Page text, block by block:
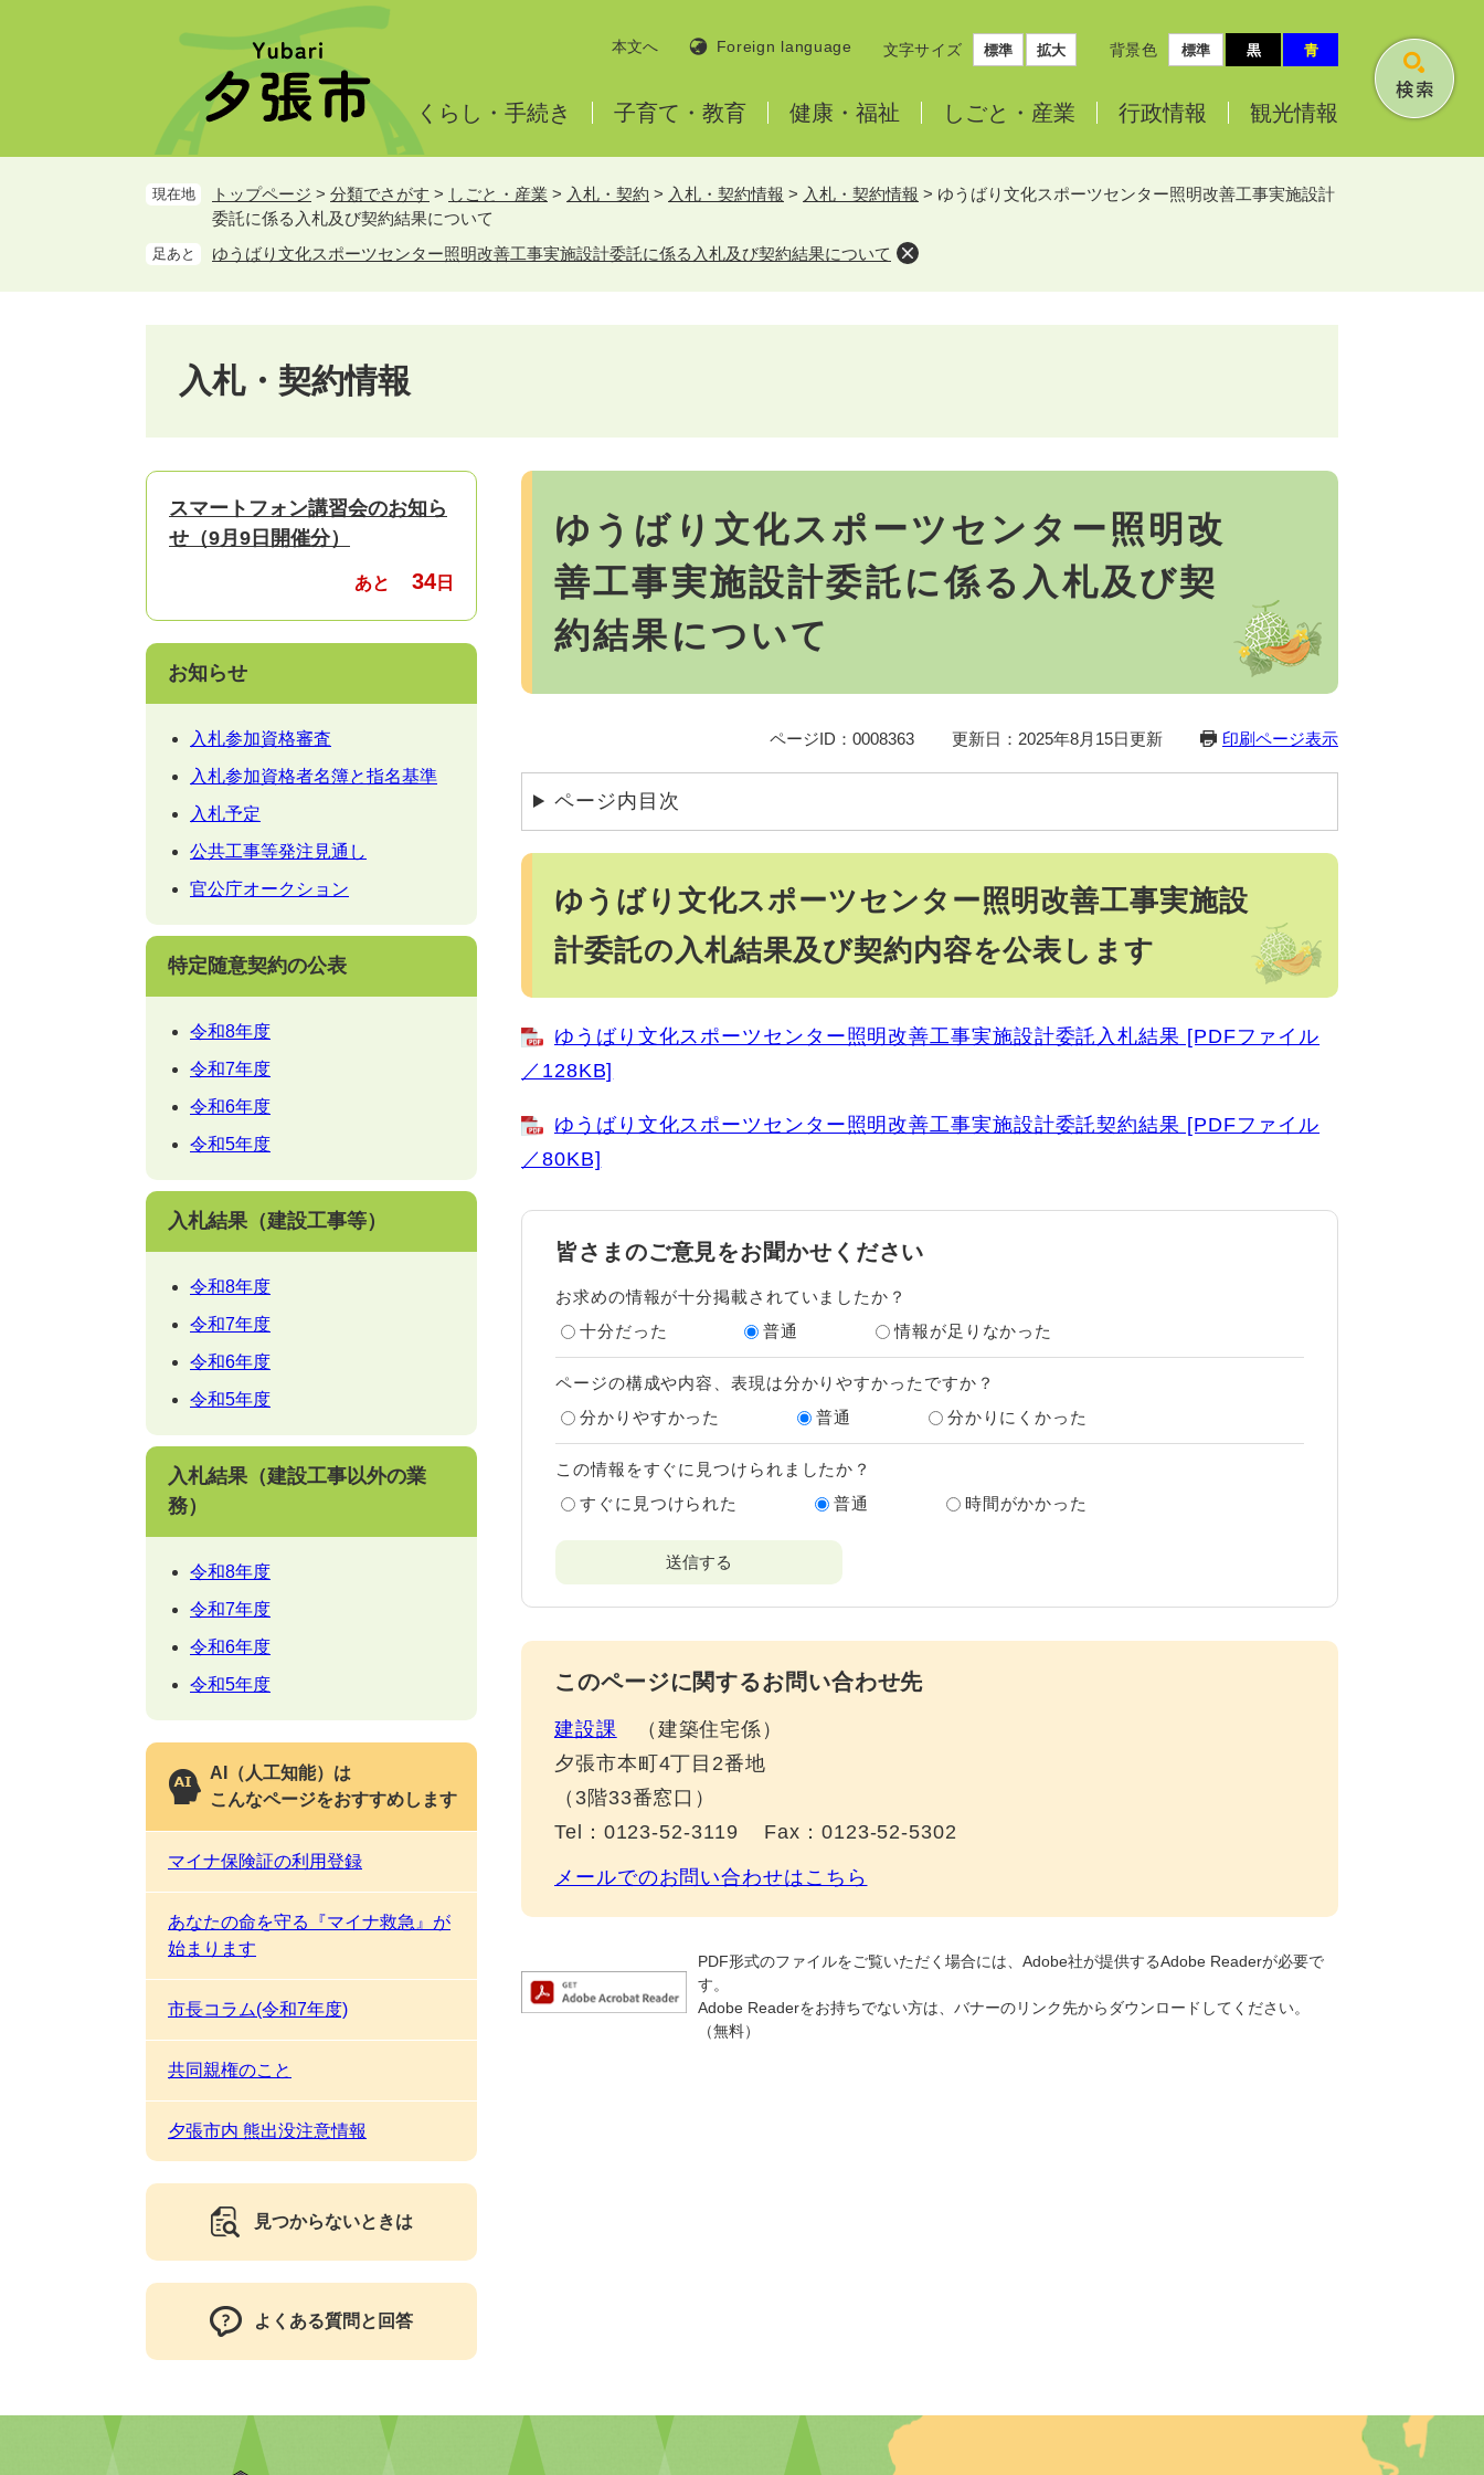
本文へ Foreign language 文字サイズ 標準 拡大 背景色 標準 黒 青
くらし・ 手続き 子育て・ 教育 健康・ 福祉 しごと・ 産業 行政情報 観光情報
検
現在地 トップページ > 分類でさがす > しごと・産業 > 入札・契約 > 入札・契約情報 > 入札・契約情報 > ゆうばり文化スポーツセンター照明改善工事実施設計
委託に係る入札及び契約結果について
足あと ゆうばり文化スポーツセンター照明改善工事実施設計委託に係る入札及び契約結果について
入札・契約情報
本
ゆうばり文化スポーツセンター照明改
善工事実施設計委託に係る入札及び契
約結果について
ページID：0008363 更新日：2025年8月15日更新 印刷ページ表示
ページ内目次
ゆうばり文化スポーツセンター照明改善工事実施設
計委託の入札結果及び契約内容を公表します
ゆうばり文化スポーツセンター照明改善工事実施設計委託入札結果 [PDFファイル
／128KB]
ゆうばり文化スポーツセンター照明改善工事実施設計委託契約結果 [PDFファイル
／80KB]
皆さまのご意見をお聞かせください
お求めの情報が十分掲載されていましたか？
十分だった
普通 情報が足りなかった
ページの構成や内容、表現は分かりやすかったですか？
分かりやすかった
普通 分かりにくかった
この情報をすぐに見つけられましたか？
すぐに見つけられた
普通 時間がかかった
このページに関するお問い合わせ先
建設課
建築住宅係
夕張市本町4丁目2番地
（3階33番窓口）
Tel：0123-52-3119
Fax：0123-52-5302
メールでのお問い合わせはこちら
PDF形式のファイルをご覧いただく場合には、Adobe社が提供するAdobe Readerが必要で
す。
Adobe Readerをお持ちでない方は、バナーのリンク先からダウンロードしてください。
（無料）
スマートフォン講習会のお知ら
せ（9月9日開催分）
あと 34 日
お知らせ
入札参加資格審査
入札参加資格者名簿と指名基準
入札予定
公共工事等発注見通し
官公庁オークション
特定随意契約の公表
令和8年度
令和7年度
令和6年度
令和5年度
入札結果（建設工事等）
令和8年度
令和7年度
令和6年度
令和5年度
入札結果（建設工事以外の業
務）
令和8年度
令和7年度
令和6年度
令和5年度
AI（人工知能）は
こんなページをおすすめします
マイナ保険証の利用登録
あなたの命を守る『マイナ救急』が
始まります
市長コラム(令和7年度)
共同親権のこと
夕張市内 熊出没注意情報
見つからないときは
よくある質問と回答